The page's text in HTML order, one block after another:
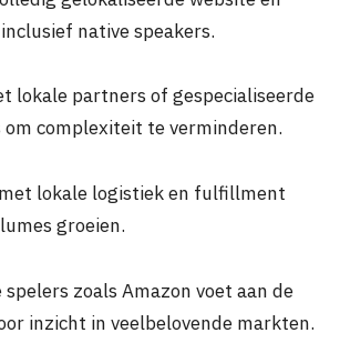
native speakers.
lokale partners of gespecialiseerde
complexiteit te verminderen.
lokale logistiek en fulfillment
groeien.
zoals Amazon voet aan de
inzicht in veelbelovende markten.